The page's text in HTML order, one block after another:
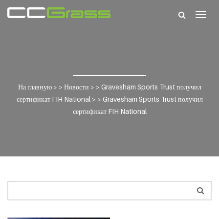
На главную> > Новости > > Gravesham Sports Trust получил
сертификат FIH National > > Gravesham Sports Trust получил
сертификат FIH National